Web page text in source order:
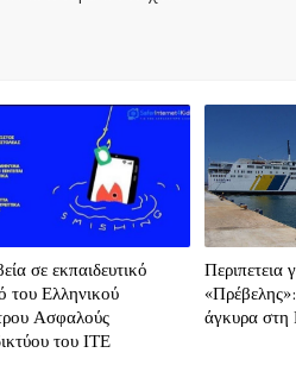
σε εκπαιδευτικό
του Ελληνικού
Ασφαλούς
του ΙΤΕ
Περιπετεια
άγκυρα στη